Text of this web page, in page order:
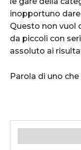
inopportuno
Questo non vuol
da piccoli con
assoluto ai
Parola di uno